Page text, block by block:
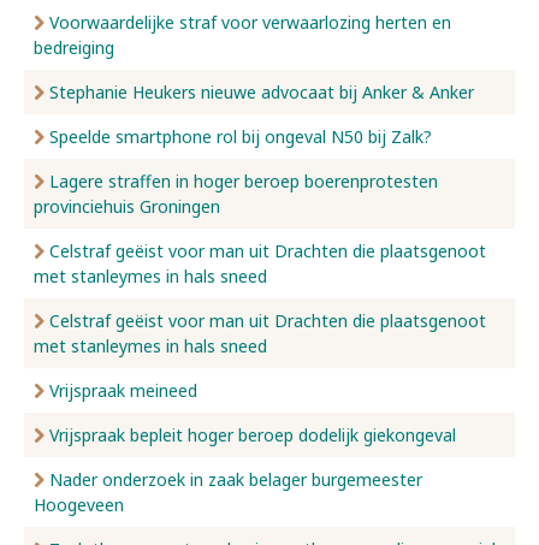
Voorwaardelijke straf voor verwaarlozing herten en
bedreiging
Stephanie Heukers nieuwe advocaat bij Anker & Anker
Speelde smartphone rol bij ongeval N50 bij Zalk?
Lagere straffen in hoger beroep boerenprotesten
provinciehuis Groningen
Celstraf geëist voor man uit Drachten die plaatsgenoot
met stanleymes in hals sneed
Celstraf geëist voor man uit Drachten die plaatsgenoot
met stanleymes in hals sneed
Vrijspraak meineed
Vrijspraak bepleit hoger beroep dodelijk giekongeval
Nader onderzoek in zaak belager burgemeester
Hoogeveen